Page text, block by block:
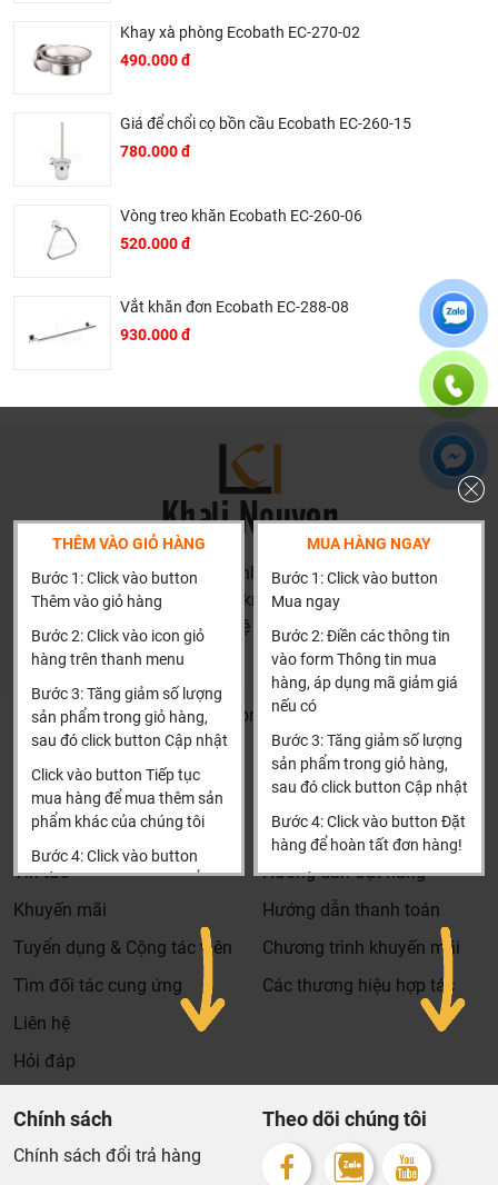
Khay xà phòng Ecobath EC-270-02
490.000 đ
Giá để chổi cọ bồn cầu Ecobath EC-260-15
780.000 đ
Vòng treo khăn Ecobath EC-260-06
520.000 đ
Vắt khăn đơn Ecobath EC-288-08
930.000 đ
THÊM VÀO GIỎ HÀNG
Bước 1: Click vào button
Thêm vào giỏ hàng
Bước 2: Click vào icon giỏ
hàng trên thanh menu
Bước 3: Tăng giảm số lượng
sản phẩm trong giỏ hàng,
sau đó click button Cập nhật
Click vào button Tiếp tục
mua hàng để mua thêm sản
phẩm khác của chúng tôi
Bước 4: Click vào button
Tiến hành thanh toán để
thanh toán đơn hàng của
Xin cảm ơn khách hàng!!!
MUA HÀNG NGAY
Bước 1: Click vào button
Mua ngay
Bước 2: Điền các thông tin
vào form Thông tin mua
hàng, áp dụng mã giảm giá
nếu có
Bước 3: Tăng giảm số lượng
sản phẩm trong giỏ hàng,
sau đó click button Cập nhật
Bước 4: Click vào button Đặt
hàng để hoàn tất đơn hàng!
Xin cảm ơn khách hàng!!!
HN: số 160 đường Văn Minh, Di Trạch, Hoài Đức, Hà Nội
(Cách đại học công nghiệp 1 km)
HCM và các tỉnh khác: Liên hệ hotline để được hướng dẫn
đặt hàng
Khalinguyen.vn@gmail.com
0904501766
Thông tin
Tìm đại lý & Hợp tác
Tin tức
Khuyến mãi
Tuyển dụng & Cộng tác viên
Tìm đối tác cung ứng
Liên hệ
Hỏi đáp
Thông tin thêm
Hướng dẫn mua hàng
Hướng dẫn đặt hàng
Hướng dẫn thanh toán
Chương trình khuyến mãi
Các thương hiệu hợp tác
Chính sách
Chính sách đổi trả hàng
Theo dõi chúng tôi